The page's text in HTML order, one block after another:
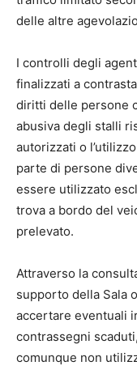
delle altre
I controlli degli
finalizzati a
diritti delle persone
abusiva degli stalli
autorizzati o
parte di persone
essere utilizzato
trova a bordo del
prelevato.
Attraverso la
supporto della Sala
accertare eventuali
contrassegni
comunque non